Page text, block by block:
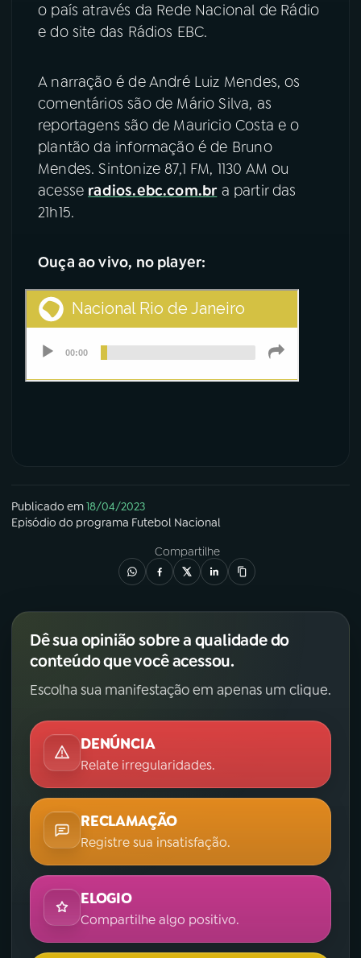
TikTok
o país através da Rede Nacional de Rádio
e do site das Rádios EBC.
A narração é de André Luiz Mendes, os
comentários são de Mário Silva, as
reportagens são de Mauricio Costa e o
plantão da informação é de Bruno
Mendes. Sintonize 87,1 FM, 1130 AM ou
acesse radios.ebc.com.bra partir das
21h15.
Ouça ao vivo, no player:
Publicado em18/04/2023
Episódio do programa Futebol Nacional
Compartilhe
Dê sua opinião sobre a qualidade do
conteúdo que você acessou.
Escolha sua manifestação em apenas um clique.
DENÚNCIA
Relate irregularidades.
RECLAMAÇÃO
Registre sua insatisfação.
ELOGIO
Compartilhe algo positivo.